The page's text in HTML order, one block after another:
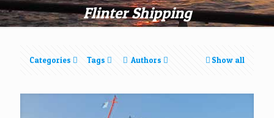
Flinter Shipping
Categories Tags Authors Show all